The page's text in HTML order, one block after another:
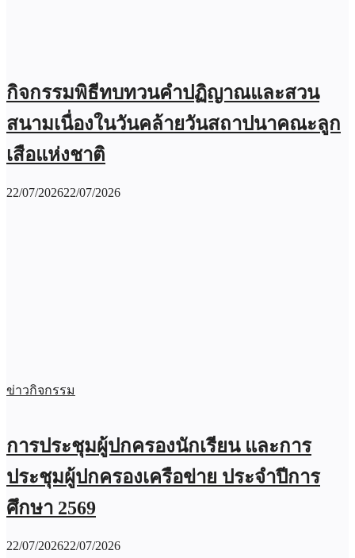
กิจกรรมพิธีทบทวนคำปฏิญาณและสวน
สนามเนื่องในวันคล้ายวันสถาปนาคณะลูก
เสือแห่งชาติ
22/07/202622/07/2026
ข่าวกิจกรรม
การประชุมผู้ปกครองนักเรียน และการ
ประชุมผู้ปกครองเครือข่าย ประจำปีการ
ศึกษา 2569
22/07/202622/07/2026